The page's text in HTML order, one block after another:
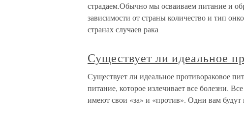
страдаем.Обычно мы осваиваем питание и
зависимости от страны количество и тип
странах случаев рака
Существует ли идеальное
Существует ли идеальное противораковое
питание, которое излечивает все болезни.
имеют свои «за» и «против». Одни вам будут